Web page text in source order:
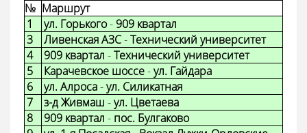
№ Маршрут
1
ул. Горького- 909 квартал
3
Ливенская АЗС-Технический университет
4
909 квартал -Технический университет
5
Карачевское шоссе-ул. Гайдара
6
ул. Алроса-ул. Силикатная
7
з-д Живмаш -ул. Цветаева
8
909 квартал - пос. Булгаково